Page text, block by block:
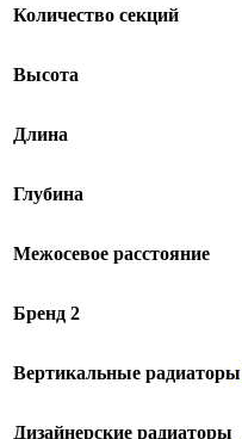
Количество секций
Высота
Длина
Глубина
Межосевое расстояние
Бренд 2
Вертикальные радиаторы
Дизайнерские радиаторы